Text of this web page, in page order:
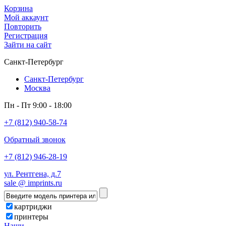
Корзина
Мой аккаунт
Повторить
Регистрация
Зайти на сайт
Санкт-Петербург
Санкт-Петербург
Москва
Пн - Пт 9:00 - 18:00
+7 (812) 940-58-74
Обратный звонок
+7 (812) 946-28-19
ул. Рентгена, д.7
sale @ imprints.ru
картриджи
принтеры